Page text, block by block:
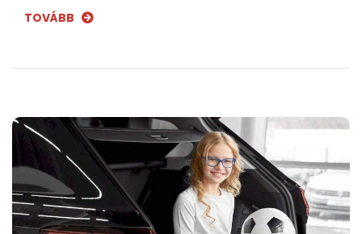
TOVÁBB